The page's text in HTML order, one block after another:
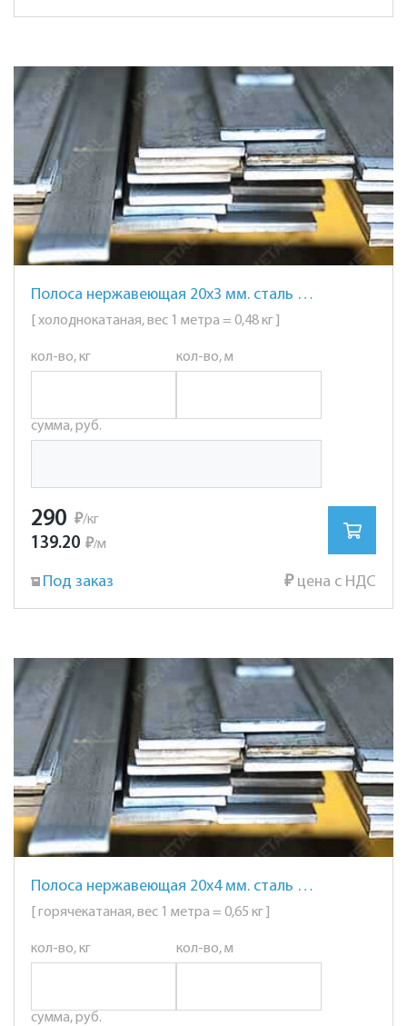
Полоса нержавеющая 20х3 мм. сталь AISI 304 (08Х18Н10)
[ холоднокатаная, вес 1 метра = 0,48 кг ]
кол-во, кг кол-во, м
сумма, руб.
290 ₽/кг
139.20 ₽/м
Под заказ ₽цена с НДС
Полоса нержавеющая 20х4 мм. сталь AISI 304 (08Х18Н10)
[ горячекатаная, вес 1 метра = 0,65 кг ]
кол-во, кг кол-во, м
сумма, руб.